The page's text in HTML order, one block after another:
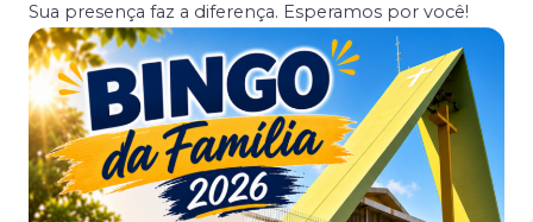
Sua presença faz a diferença. Esperamos por você!